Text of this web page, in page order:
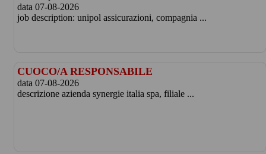
data 07-08-2026
job description: unipol assicurazioni, compagnia ...
CUOCO/A RESPONSABILE
data 07-08-2026
descrizione azienda synergie italia spa, filiale ...